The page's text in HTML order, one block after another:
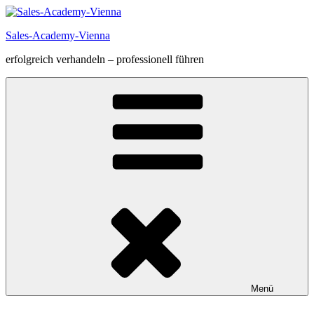
Zum
springen
Sales-Academy-Vienna
erfolgreich verhandeln – professionell führen
Menü